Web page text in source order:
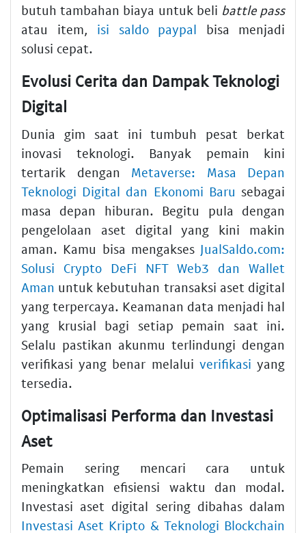
butuh tambahan biaya untuk beli battle pass
atau item, isi saldo paypal bisa menjadi
solusi cepat.
Evolusi Cerita dan Dampak Teknologi
Digital
Dunia gim saat ini tumbuh pesat berkat
inovasi teknologi. Banyak pemain kini
tertarik dengan Metaverse: Masa Depan
Teknologi Digital dan Ekonomi Baru sebagai
masa depan hiburan. Begitu pula dengan
pengelolaan aset digital yang kini makin
aman. Kamu bisa mengakses JualSaldo.com:
Solusi Crypto DeFi NFT Web3 dan Wallet
Aman untuk kebutuhan transaksi aset digital
yang terpercaya. Keamanan data menjadi hal
yang krusial bagi setiap pemain saat ini.
Selalu pastikan akunmu terlindungi dengan
verifikasi yang benar melalui verifikasi yang
tersedia.
Optimalisasi Performa dan Investasi
Aset
Pemain sering mencari cara untuk
meningkatkan efisiensi waktu dan modal.
Investasi aset digital sering dibahas dalam
Investasi Aset Kripto & Teknologi Blockchain